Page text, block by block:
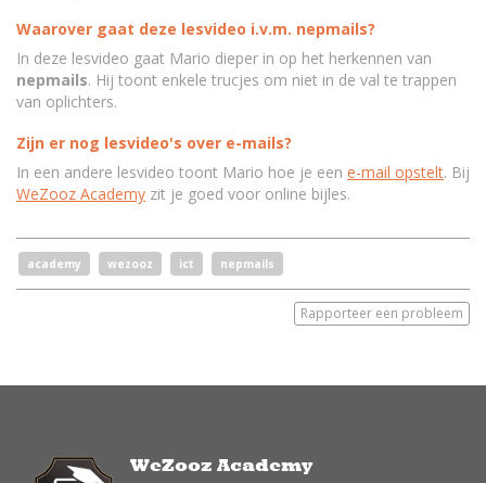
Waarover gaat deze lesvideo i.v.m. nepmails?
In deze lesvideo gaat Mario dieper in op het herkennen van
nepmails. Hij toont enkele trucjes om niet in de val te trappen
van oplichters.
Zijn er nog lesvideo's over e-mails?
In een andere lesvideo toont Mario hoe je een e-mail opstelt. Bij
WeZooz Academy zit je goed voor online bijles.
academy wezooz ict nepmails
Rapporteer een probleem
WeZooz Academy